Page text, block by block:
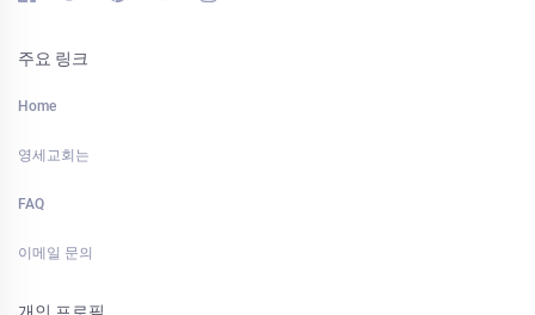
주요 링크
Home
영세교회는
FAQ
이메일 문의
개인 프로필